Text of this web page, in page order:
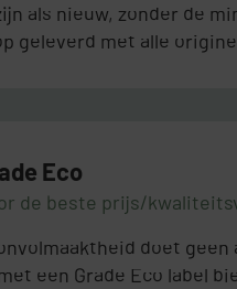
als nieuw, zonder de
geleverd met alle
Eco
de beste prijs/
doet
een Grade Eco label